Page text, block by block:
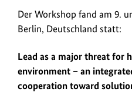
Ziel
hatten,
Bleiexposition
in
Ländern
Der Workshop fand am 9.
Berlin, Deutschland statt:
Lead as a major threat for
environment – an
cooperation toward